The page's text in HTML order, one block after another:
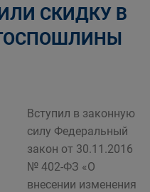
СКИДКУ В
Вступил в законную
силу Федеральный
закон от 30.11.2016
№ 402-ФЗ «О
внесении изменения